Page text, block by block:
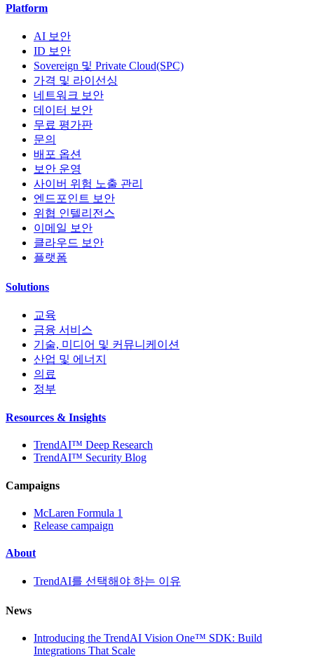
Platform
AI 보안
ID 보안
Sovereign 및 Private Cloud(SPC)
가격 및 라이선싱
네트워크 보안
데이터 보안
무료 평가판
문의
배포 옵션
보안 운영
사이버 위험 노출 관리
엔드포인트 보안
위협 인텔리전스
이메일 보안
클라우드 보안
플랫폼
Solutions
교육
금융 서비스
기술, 미디어 및 커뮤니케이션
산업 및 에너지
의료
정부
Resources & Insights
TrendAI™ Deep Research
TrendAI™ Security Blog
Campaigns
McLaren Formula 1
Release campaign
About
TrendAI를 선택해야 하는 이유
News
Introducing the TrendAI Vision One™ SDK: Build
Integrations That Scale